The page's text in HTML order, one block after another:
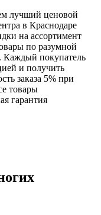
лучший ценовой
в Краснодаре
на ассортимент
по разумной
Каждый покупатель
и получить
заказа 5% при
товары
гарантия